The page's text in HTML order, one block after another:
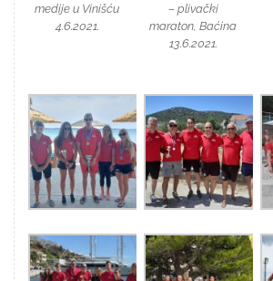
medije u Vinišću
4.6.2021.
– plivački
maraton, Baćina
13.6.2021.